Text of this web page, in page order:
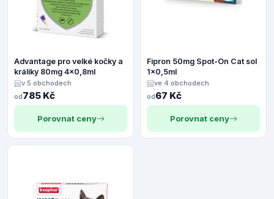
Advantage pro velké kočky a
králíky 80mg 4x0,8ml
v 5 obchodech
od785 Kč
Porovnat ceny
Fipron 50mg Spot-On Cat sol
1x0,5ml
ve 4 obchodech
od67 Kč
Porovnat ceny